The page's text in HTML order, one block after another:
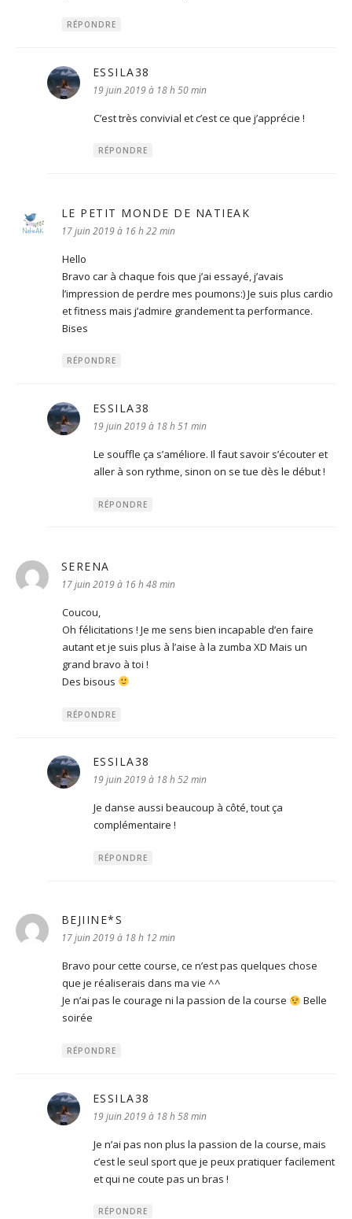
RÉPONDRE
ESSILA38
19 juin 2019 à 18 h 50 min
C’est très convivial et c’est ce que j’apprécie !
RÉPONDRE
LE PETIT MONDE DE NATIEAK
17 juin 2019 à 16 h 22 min
Hello
Bravo car à chaque fois que j’ai essayé, j’avais
l’impression de perdre mes poumons:) Je suis plus cardio
et fitness mais j’admire grandement ta performance.
Bises
RÉPONDRE
ESSILA38
19 juin 2019 à 18 h 51 min
Le souffle ça s’améliore. Il faut savoir s’écouter et
aller à son rythme, sinon on se tue dès le début !
RÉPONDRE
SERENA
17 juin 2019 à 16 h 48 min
Coucou,
Oh félicitations ! Je me sens bien incapable d’en faire
autant et je suis plus à l’aise à la zumba XD Mais un
grand bravo à toi !
Des bisous
RÉPONDRE
ESSILA38
19 juin 2019 à 18 h 52 min
Je danse aussi beaucoup à côté, tout ça
complémentaire !
RÉPONDRE
BEJIINE*S
17 juin 2019 à 18 h 12 min
Bravo pour cette course, ce n’est pas quelques chose
que je réaliserais dans ma vie ^^
Je n’ai pas le courage ni la passion de la course
Belle
soirée
RÉPONDRE
ESSILA38
19 juin 2019 à 18 h 58 min
Je n’ai pas non plus la passion de la course, mais
c’est le seul sport que je peux pratiquer facilement
et qui ne coute pas un bras !
RÉPONDRE